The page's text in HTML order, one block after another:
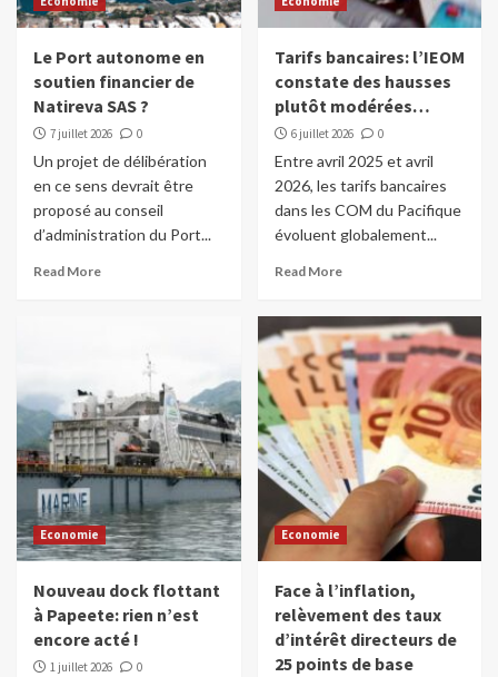
Le Port autonome en
soutien financier de
Natireva SAS ?
7 juillet 2026 0
Un projet de délibération
en ce sens devrait être
proposé au conseil
d’administration du Port...
Read More
Tarifs bancaires: l’IEOM
constate des hausses
plutôt modérées…
6 juillet 2026 0
Entre avril 2025 et avril
2026, les tarifs bancaires
dans les COM du Pacifique
évoluent globalement...
Read More
Economie
Nouveau dock flottant
à Papeete: rien n’est
encore acté !
1 juillet 2026 0
Economie
Face à l’inflation,
relèvement des taux
d’intérêt directeurs de
25 points de base